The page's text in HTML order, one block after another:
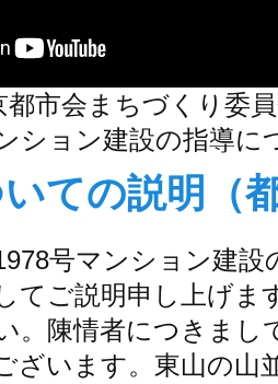
都市会まちづくり委
ション建設の指導に
ての説明（
号マンション建設
てご説明申し上げま
。陳情者につきまし
ざいます。東山の山